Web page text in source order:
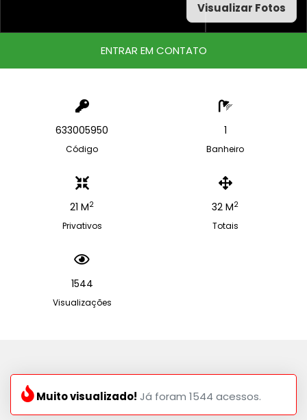
Visualizar Fotos
ENTRAR EM CONTATO
633005950
Código
1
Banheiro
21 M2
Privativos
32 M2
Totais
1544
Visualizações
Muito visualizado! Já foram 1544 acessos.